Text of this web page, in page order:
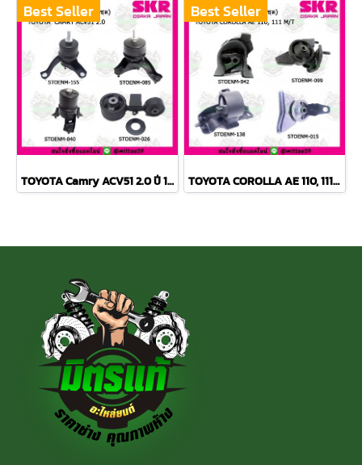
Best Seller
TOYOTA Camry ACV51 2.0 ปี 12-18 ยางแท่นเครื่องครบชุด กระดูกหมา
Best Seller
TOYOTA COROLLA AE 110, 111 M/T สามห่วง ยางแท่นเครื่องครบชุด SKR